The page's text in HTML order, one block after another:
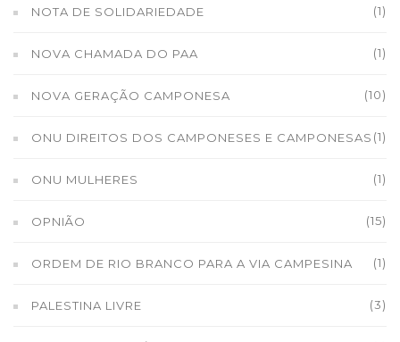
NOTA DE SOLIDARIEDADE (1)
NOVA CHAMADA DO PAA (1)
NOVA GERAÇÃO CAMPONESA (10)
ONU DIREITOS DOS CAMPONESES E CAMPONESAS (1)
ONU MULHERES (1)
OPNIÃO (15)
ORDEM DE RIO BRANCO PARA A VIA CAMPESINA (1)
PALESTINA LIVRE (3)